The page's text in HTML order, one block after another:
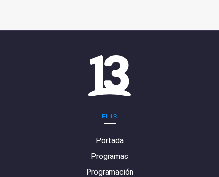
El 13
Portada
Programas
Programación